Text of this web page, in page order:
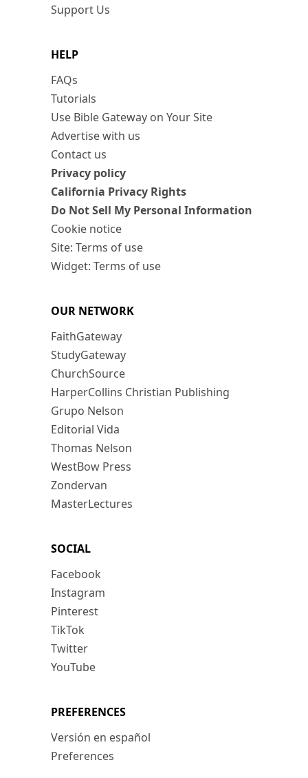
Support Us
HELP
FAQs
Tutorials
Use Bible Gateway on Your Site
Advertise with us
Contact us
Privacy policy
California Privacy Rights
Do Not Sell My Personal Information
Cookie notice
Site: Terms of use
Widget: Terms of use
OUR NETWORK
FaithGateway
StudyGateway
ChurchSource
HarperCollins Christian Publishing
Grupo Nelson
Editorial Vida
Thomas Nelson
WestBow Press
Zondervan
MasterLectures
SOCIAL
Facebook
Instagram
Pinterest
TikTok
Twitter
YouTube
PREFERENCES
Versión en español
Preferences